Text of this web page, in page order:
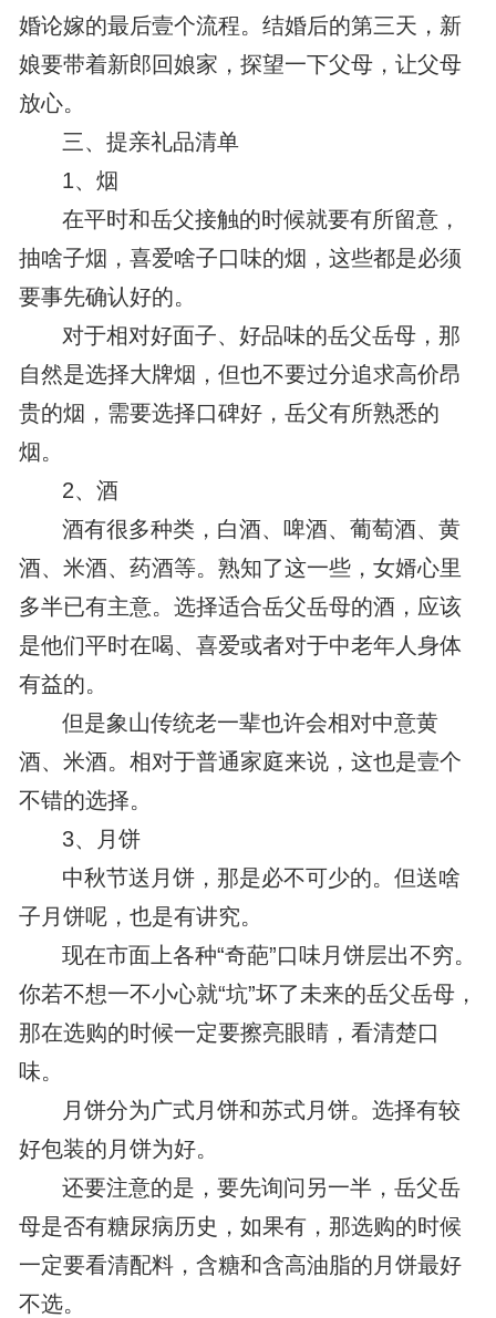
婚论嫁的最后壹个流程。结婚后的第三天，新
娘要带着新郎回娘家，探望一下父母，让父母
放心。
三、提亲礼品清单
1、烟
在平时和岳父接触的时候就要有所留意，
抽啥子烟，喜爱啥子口味的烟，这些都是必须
要事先确认好的。
对于相对好面子、好品味的岳父岳母，那
自然是选择大牌烟，但也不要过分追求高价昂
贵的烟，需要选择口碑好，岳父有所熟悉的
烟。
2、酒
酒有很多种类，白酒、啤酒、葡萄酒、黄
酒、米酒、药酒等。熟知了这一些，女婿心里
多半已有主意。选择适合岳父岳母的酒，应该
是他们平时在喝、喜爱或者对于中老年人身体
有益的。
但是象山传统老一辈也许会相对中意黄
酒、米酒。相对于普通家庭来说，这也是壹个
不错的选择。
3、月饼
中秋节送月饼，那是必不可少的。但送啥
子月饼呢，也是有讲究。
现在市面上各种“奇葩”口味月饼层出不穷。
你若不想一不小心就“坑”坏了未来的岳父岳母，
那在选购的时候一定要擦亮眼睛，看清楚口
味。
月饼分为广式月饼和苏式月饼。选择有较
好包装的月饼为好。
还要注意的是，要先询问另一半，岳父岳
母是否有糖尿病历史，如果有，那选购的时候
一定要看清配料，含糖和含高油脂的月饼最好
不选。